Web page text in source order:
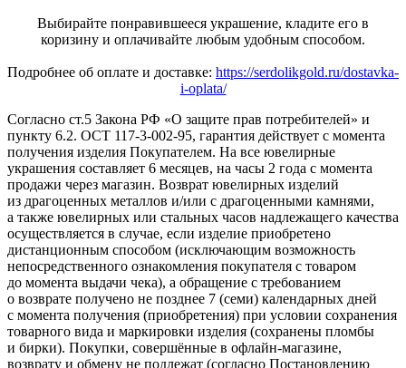
Выбирайте понравившееся украшение, кладите его в
коризину и оплачивайте любым удобным способом.
Подробнее об оплате и доставке: https://serdolikgold.ru/dostavka-
i-oplata/
Согласно ст.5 Закона РФ «О защите прав потребителей» и
пункту 6.2. ОСТ 117-3-002-95, гарантия действует с момента
получения изделия Покупателем. На все ювелирные
украшения составляет 6 месяцев, на часы 2 года с момента
продажи через магазин. Возврат ювелирных изделий
из драгоценных металлов и/или с драгоценными камнями,
а также ювелирных или стальных часов надлежащего качества
осуществляется в случае, если изделие приобретено
дистанционным способом (исключающим возможность
непосредственного ознакомления покупателя с товаром
до момента выдачи чека), а обращение с требованием
о возврате получено не позднее 7 (семи) календарных дней
с момента получения (приобретения) при условии сохранения
товарного вида и маркировки изделия (сохранены пломбы
и бирки). Покупки, совершённые в офлайн-магазине,
возврату и обмену не подлежат (согласно Постановлению